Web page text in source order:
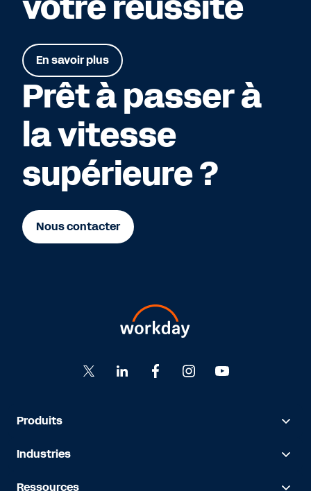
En savoir plus
Prêt à passer à
la vitesse
supérieure ?
Nous contacter
Produits
Industries
Ressources